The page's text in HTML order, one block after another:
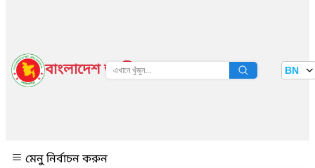
বাংলাদেশ জাতীয় তথ্য বাতায়ন BN
মেনু নির্বাচন করুন